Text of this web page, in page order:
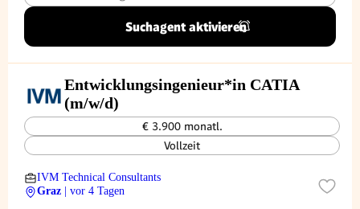
Suchagent aktivieren
Entwicklungsingenieur*in CATIA
(m/w/d)
€ 3.900 monatl.
Vollzeit
IVM Technical Consultants
Graz
| vor 4 Tagen